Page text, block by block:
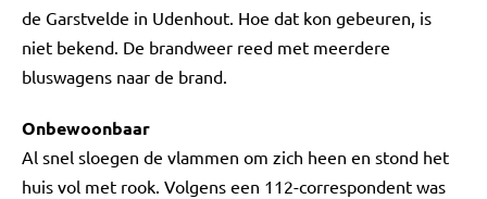
de Garstvelde in Udenhout. Hoe dat kon gebeuren, is
niet bekend. De brandweer reed met meerdere
bluswagens naar de brand.
Onbewoonbaar
Al snel sloegen de vlammen om zich heen en stond het
huis vol met rook. Volgens een 112-correspondent was